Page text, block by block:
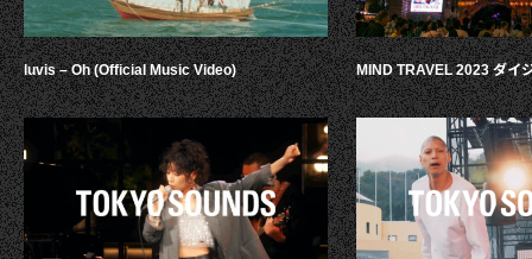
luvis – Oh (Official Music Video) MIND TRAVEL 2023 ダイ